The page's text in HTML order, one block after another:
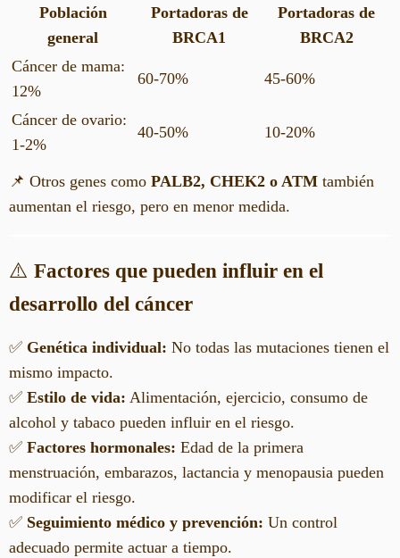
Población
general
Portadoras de
BRCA1
Portadoras de
BRCA2
Cáncer de mama:
12%
60-70% 45-60%
Cáncer de ovario:
1-2%
40-50% 10-20%
📌 Otros genes como PALB2, CHEK2 o ATM también
aumentan el riesgo, pero en menor medida.
⚠️ Factores que pueden influir en el
desarrollo del cáncer
✅ Genética individual: No todas las mutaciones tienen el
mismo impacto.
✅ Estilo de vida: Alimentación, ejercicio, consumo de
alcohol y tabaco pueden influir en el riesgo.
✅ Factores hormonales: Edad de la primera
menstruación, embarazos, lactancia y menopausia pueden
modificar el riesgo.
✅ Seguimiento médico y prevención: Un control
adecuado permite actuar a tiempo.